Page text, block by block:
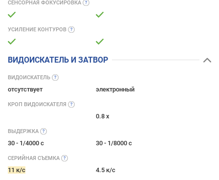
СЕНСОРНАЯ ФОКУСИРОВКА
УСИЛЕНИЕ КОНТУРОВ
ВИДОИСКАТЕЛЬ И ЗАТВОР
ВИДОИСКАТЕЛЬ
отсутствует электронный
КРОП ВИДОИСКАТЕЛЯ
0.8 x
ВЫДЕРЖКА
30 - 1/4000 с 30 - 1/8000 с
СЕРИЙНАЯ СЪЕМКА
11 к/с 4.5 к/с